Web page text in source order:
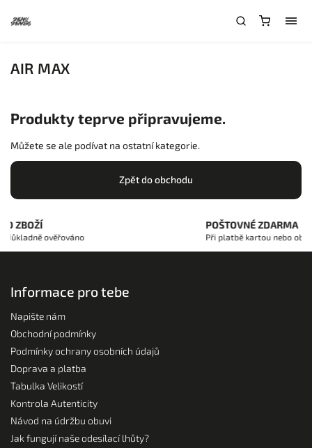
AIR MAX
Produkty teprve připravujeme.
Můžete se ale podívat na ostatní kategorie.
Zpět do obchodu
ZBOŽÍ
důkladně ověřováno
POŠTOVNÉ ZDARMA
Při platbě kartou nebo
Informace pro tebe
Napište nám
Obchodní podmínky
Podmínky ochrany osobních údajů
Doprava a platba
Tabulka Velikostí
Kontrola Autenticity
Návod na údržbu obuvi
Jak fungují naše odesílací lhůty?